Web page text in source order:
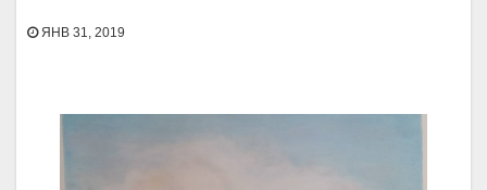
ЯНВ 31, 2019